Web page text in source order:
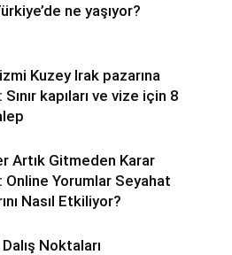
ne yaşıyor?
Kuzey Irak pazarına
kapıları ve vize için 8
Artık Gitmeden Karar
Online Yorumlar Seyahat
Nasıl Etkiliyor?
Noktaları